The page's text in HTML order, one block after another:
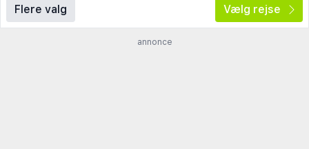
Flere valg Vælg rejse
annonce